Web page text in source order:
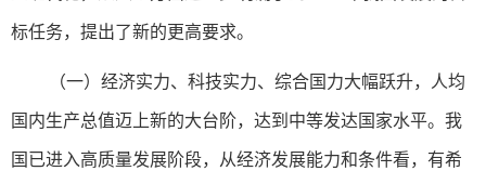
标任务，提出了新的更高要求。
（一）经济实力、科技实力、综合国力大幅跃升，人均
国内生产总值迈上新的大台阶，达到中等发达国家水平。我
国已进入高质量发展阶段，从经济发展能力和条件看，有希